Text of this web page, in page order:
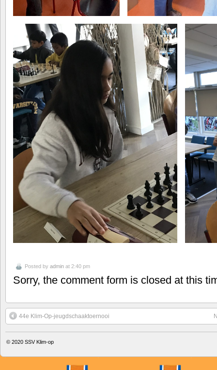
Posted by admin at 2:40 pm
Sorry, the comment form is closed at this
44e Klim-Op-jeugdschaaktoernooi
© 2020 SSV Klim-op